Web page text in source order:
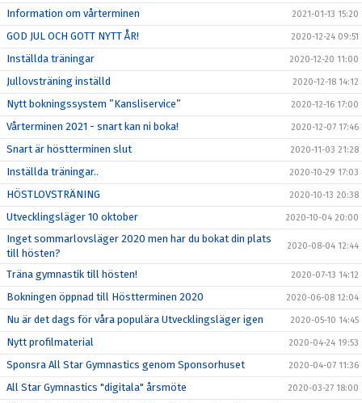
Information om vårterminen 2021-01-13 15:20
GOD JUL OCH GOTT NYTT ÅR! 2020-12-24 09:51
Inställda träningar 2020-12-20 11:00
Jullovsträning inställd 2020-12-18 14:12
Nytt bokningssystem ”Kansliservice” 2020-12-16 17:00
Vårterminen 2021 - snart kan ni boka! 2020-12-07 17:46
Snart är höstterminen slut 2020-11-03 21:28
Inställda träningar.. 2020-10-29 17:03
HÖSTLOVSTRÄNING 2020-10-13 20:38
Utvecklingsläger 10 oktober 2020-10-04 20:00
Inget sommarlovsläger 2020 men har du bokat din plats
till hösten?
2020-08-04 12:44
Träna gymnastik till hösten! 2020-07-13 14:12
Bokningen öppnad till Höstterminen 2020 2020-06-08 12:04
Nu är det dags för våra populära Utvecklingsläger igen 2020-05-10 14:45
Nytt profilmaterial 2020-04-24 19:53
Sponsra All Star Gymnastics genom Sponsorhuset 2020-04-07 11:36
All Star Gymnastics "digitala" årsmöte 2020-03-27 18:00